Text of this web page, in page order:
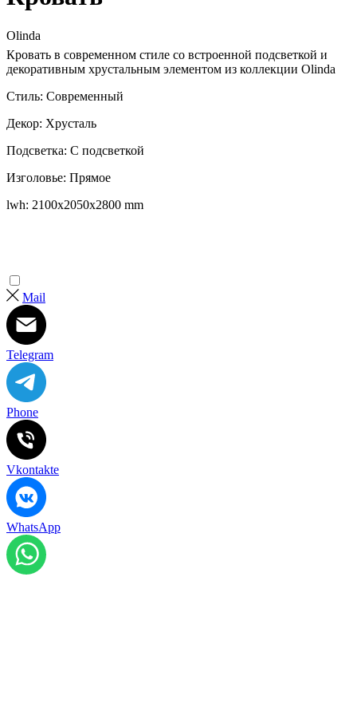
Olinda
Кровать в современном стиле со встроенной подсветкой и
декоративным хрустальным элементом из коллекции Olinda
Стиль: Современный
Декор: Хрусталь
Подсветка: С подсветкой
Изголовье: Прямое
lwh: 2100x2050x2800 mm
Mail
Telegram
Phone
Vkontakte
WhatsApp